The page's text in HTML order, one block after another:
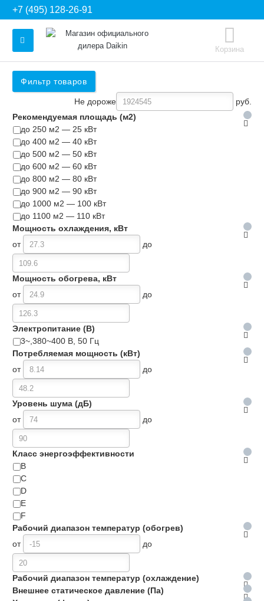
+7 (495) 128-26-91
Корзина
Фильтр товаров
Не дороже
руб.
Рекомендуемая площадь (м2)
до 250 м2 — 25 кВт
до 400 м2 — 40 кВт
до 500 м2 — 50 кВт
до 600 м2 — 60 кВт
до 800 м2 — 80 кВт
до 900 м2 — 90 кВт
до 1000 м2 — 100 кВт
до 1100 м2 — 110 кВт
Мощность охлаждения, кВт
от
до
Мощность обогрева, кВт
от
до
Электропитание (В)
3~,380~400 В, 50 Гц
Потребляемая мощность (кВт)
от
до
Уровень шума (дБ)
от
до
Класс энергоэффективности
B
C
D
E
F
Рабочий диапазон температур (обогрев)
от
до
Рабочий диапазон температур (охлаждение)
Внешнее статическое давление (Па)